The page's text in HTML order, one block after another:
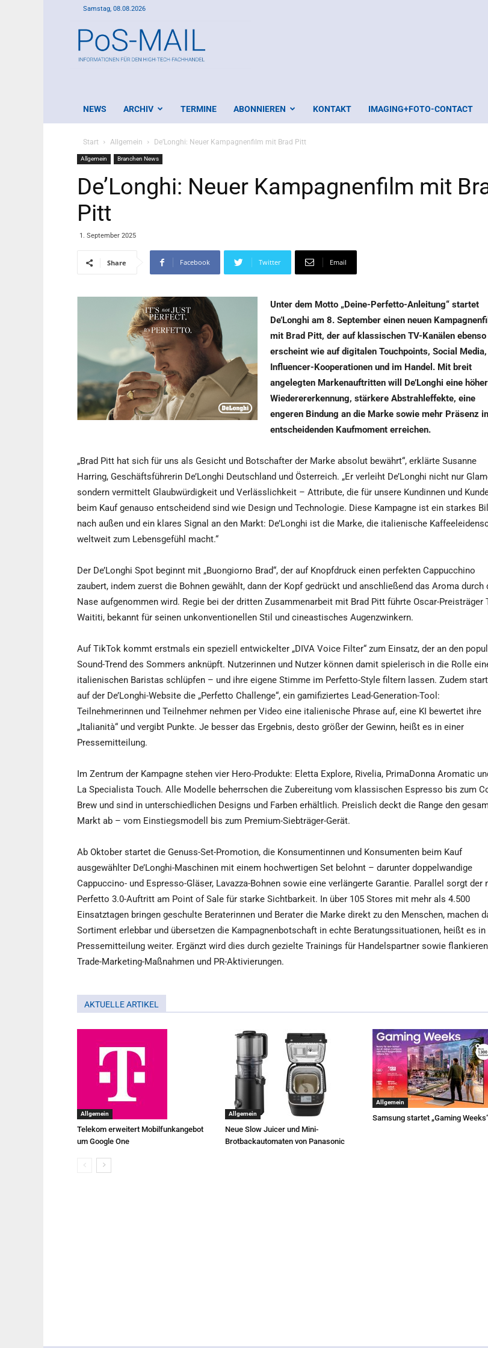
Samstag, 08.08.2026
Mail
NEWS ARCHIV TERMINE ABONNIEREN KONTAKT IMAGING+FOTO-CONTACT
Start Allgemein De’Longhi: Neuer Kampagnenfilm mit Brad Pitt
Allgemein Branchen News
De’Longhi: Neuer Kampagnenfilm mit
Pitt
1. September 2025
Share Facebook Twitter Email
Unter dem Motto „Deine-Perfetto-Anleitung“ startet
De’Longhi am 8. September einen neuen
mit Brad Pitt, der auf klassischen TV-Kanälen ebenso
erscheint wie auf digitalen Touchpoints, Social
Influencer-Kooperationen und im Handel. Mit breit
angelegten Markenauftritten will De’Longhi eine
Wiederererkennung, stärkere Abstrahleffekte, eine
engeren Bindung an die Marke sowie mehr Präsenz
entscheidenden Kaufmoment erreichen.
„Brad Pitt hat sich für uns als Gesicht und Botschafter der Marke absolut bewährt“, erklärte Susanne
Harring, Geschäftsführerin De’Longhi Deutschland und Österreich. „Er verleiht De’Longhi nicht nur
sondern vermittelt Glaubwürdigkeit und Verlässlichkeit – Attribute, die für unsere Kundinnen und
beim Kauf genauso entscheidend sind wie Design und Technologie. Diese Kampagne ist ein starkes
nach außen und ein klares Signal an den Markt: De’Longhi ist die Marke, die italienische
weltweit zum Lebensgefühl macht.“
Der De’Longhi Spot beginnt mit „Buongiorno Brad“, der auf Knopfdruck einen perfekten Cappucchino
zaubert, indem zuerst die Bohnen gewählt, dann der Kopf gedrückt und anschließend das Aroma durch
Nase aufgenommen wird. Regie bei der dritten Zusammenarbeit mit Brad Pitt führte Oscar-Preisträger
Waititi, bekannt für seinen unkonventionellen Stil und cineastisches Augenzwinkern.
Auf TikTok kommt erstmals ein speziell entwickelter „DIVA Voice Filter“ zum Einsatz, der an den
Sound-Trend des Sommers anknüpft. Nutzerinnen und Nutzer können damit spielerisch in die Rolle
italienischen Baristas schlüpfen – und ihre eigene Stimme im Perfetto-Style filtern lassen. Zudem
auf der De’Longhi-Website die „Perfetto Challenge“, ein gamifiziertes Lead-Generation-Tool:
Teilnehmerinnen und Teilnehmer nehmen per Video eine italienische Phrase auf, eine KI bewertet ihre
„Italianità“ und vergibt Punkte. Je besser das Ergebnis, desto größer der Gewinn, heißt es in einer
Pressemitteilung.
Im Zentrum der Kampagne stehen vier Hero-Produkte: Eletta Explore, Rivelia, PrimaDonna Aromatic
La Specialista Touch. Alle Modelle beherrschen die Zubereitung vom klassischen Espresso bis zum
Brew und sind in unterschiedlichen Designs und Farben erhältlich. Preislich deckt die Range den
Markt ab – vom Einstiegsmodell bis zum Premium-Siebträger-Gerät.
Ab Oktober startet die Genuss-Set-Promotion, die Konsumentinnen und Konsumenten beim Kauf
ausgewählter De’Longhi-Maschinen mit einem hochwertigen Set belohnt – darunter doppelwandige
Cappuccino- und Espresso-Gläser, Lavazza-Bohnen sowie eine verlängerte Garantie. Parallel sorgt der
Perfetto 3.0-Auftritt am Point of Sale für starke Sichtbarkeit. In über 105 Stores mit mehr als 4.500
Einsatztagen bringen geschulte Beraterinnen und Berater die Marke direkt zu den Menschen, machen
Sortiment erlebbar und übersetzen die Kampagnenbotschaft in echte Beratungssituationen, heißt es in
Pressemitteilung weiter. Ergänzt wird dies durch gezielte Trainings für Handelspartner sowie
Trade-Marketing-Maßnahmen und PR-Aktivierungen.
AKTUELLE ARTIKEL
Allgemein
Telekom erweitert Mobilfunkangebot
um Google One
Allgemein
Neue Slow Juicer und Mini-
Brotbackautomaten von Panasonic
Allgemein
Samsung startet „Gaming